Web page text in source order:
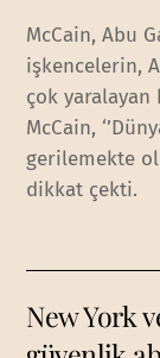
McCain, Abu
işkencelerin,
çok
McCain,
gerilemekte
dikkat çekti.
New York